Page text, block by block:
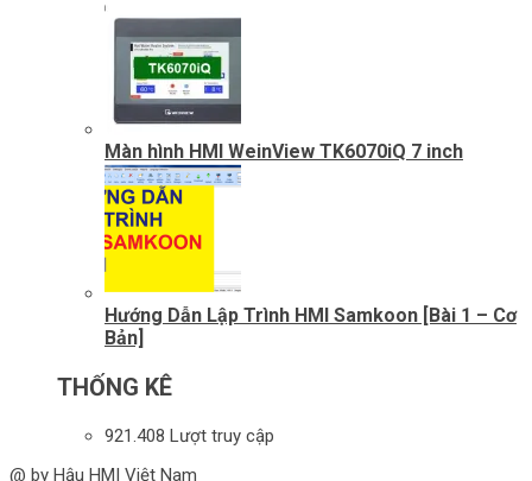
Màn hình HMI WeinView TK6070iQ 7 inch
Hướng Dẫn Lập Trình HMI Samkoon [Bài 1 – Cơ
Bản]
THỐNG KÊ
921.408 Lượt truy cập
@ by Hậu HMI Việt Nam